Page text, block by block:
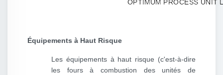
Équipements à Haut Risque
Les équipements à haut risque (c'est-à-dire
les fours à combustion des unités de